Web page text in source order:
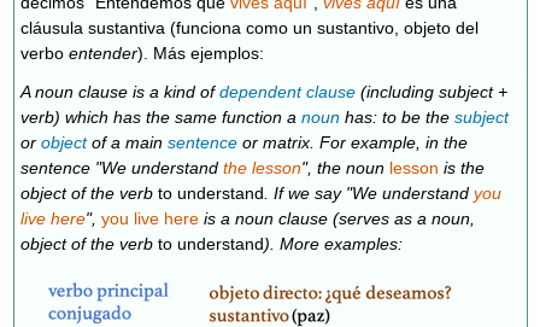
cláusula sustantiva (funciona como un sustantivo, objeto del
verboentender). Más ejemplos:
A noun clause is a kind ofdependent clause (including subject +
verb) which has the same function anoun has: to be thesubject
orobjectof a mainsentence or matrix. For example, in the
sentence "We understandthe lesson", the noun lesson is the
object of the verbto understand. If we say "We understandyou
live here",you live here is a noun clause (serves as a noun,
object of the verbto understand). More examples: